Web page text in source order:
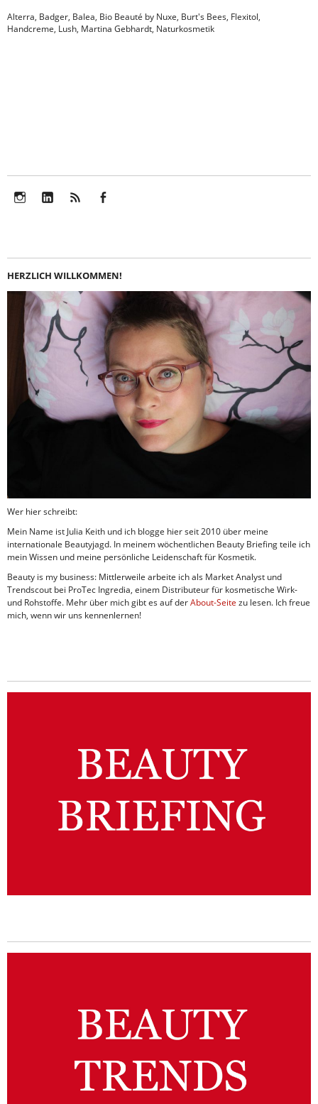
Alterra, Badger, Balea, Bio Beauté by Nuxe, Burt's Bees, Flexitol,
Handcreme, Lush, Martina Gebhardt, Naturkosmetik
HERZLICH WILLKOMMEN!
Wer hier schreibt:
Mein Name ist Julia Keith und ich blogge hier seit 2010 über meine
internationale Beautyjagd. In meinem wöchentlichen Beauty Briefing teile ich
mein Wissen und meine persönliche Leidenschaft für Kosmetik.
Beauty is my business: Mittlerweile arbeite ich als Market Analyst und
Trendscout bei ProTec Ingredia, einem Distributeur für kosmetische Wirk-
und Rohstoffe. Mehr über mich gibt es auf derAbout-Seite zu lesen. Ich freue
mich, wenn wir uns kennenlernen!